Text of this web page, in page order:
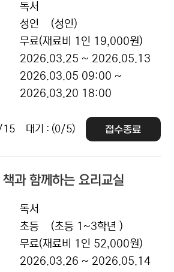
독서
성인
(성인)
무료(재료비 1인 19,000원)
2026.03.25 ~ 2026.05.13
2026.03.05 09:00 ~
2026.03.20 18:00
15 대기 : (0/5) 접수종료
책과 함께하는 요리교실
독서
초등
(초등 1~3학년 )
무료(재료비 1인 52,000원)
2026.03.26 ~ 2026.05.14